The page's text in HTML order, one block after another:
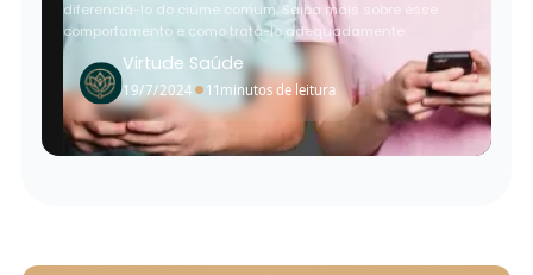
diferenciá-lo do ciúme comum. Saiba mais sobre esse
comportamento e como tratá-lo adequadamente.
Virtude Saúde
19/7/2024 • 11 minutos de leitura